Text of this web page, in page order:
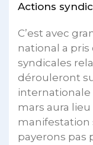
Actions
C’est avec
national a pris
syndicales
dérouleront
internationale
mars aura
manifestation
payerons pas